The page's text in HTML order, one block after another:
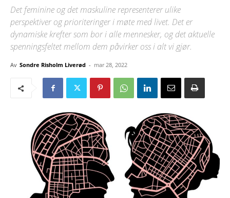
Det feminine og det maskuline representerer ulike
perspektiver og prioriteringer i møte med livet. Det er
dynamiske krefter som bor i alle mennesker, og det aktuelle
spenningsfeltet mellom dem påvirker oss i alt vi gjør.
Av Sondre Risholm Liverød - mar 28, 2022